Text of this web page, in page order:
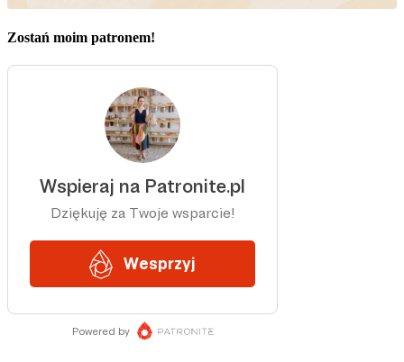
Zostań moim patronem!